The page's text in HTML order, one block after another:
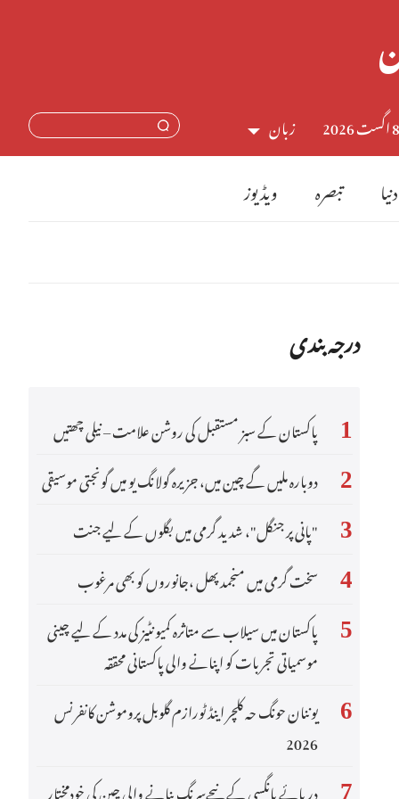
زبان
中文简体
عربي
한국어
Deutsch
Português
Italiano
Қазақ тілі
ภาษาไทย
Bahasa Melayu
8 اگست 2026
دنیا تبصرہ ویڈیوز
درجہ بندی
1 پاکستان کے سبز مستقبل کی روشن علامت – نیلی چھتیں
2 دوبارہ ملیں گے چین میں، جزیرہ گولانگ یو میں گونجتی موسیقی
3 "پانی پر جنگل"، شدید گرمی میں بگلوں کے لیے جنت
4 سخت گرمی میں منجمد پھل ،جانوروں کو بھی مرغوب
5
پاکستان میں سیلاب سے متاثرہ کمیونٹیز کی مدد کے لیے چینی
موسمیاتی تجربات کو اپنانے والی پاکستانی محققہ
6
یوننان حونگ حہ کلچر اینڈ ٹورازم گلوبل پروموشن کانفرنس
2026
7
دریائے یانگسی کے نیچےسرنگ بنانے والی چین کی خودمختار